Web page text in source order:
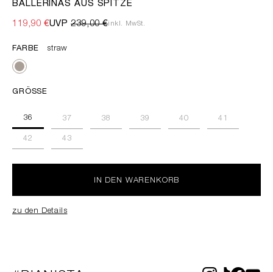
BALLERINAS AUS SPITZE
119,90 €UVP239,00 €inkl. MwSt.
FARBE straw
GRÖSSE
36 37 38 39 40 41
42 43
IN DEN WARENKORB
zu den Details